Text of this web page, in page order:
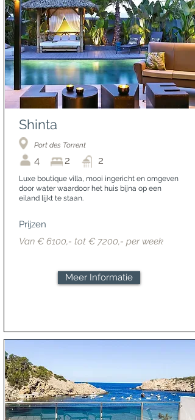
Shinta
Port des Torrent
4 2 2
Luxe boutique villa, mooi ingericht en omgeven
door water waardoor het huis bijna op een
eiland lijkt te staan.
Prijzen
Van € 6100,- tot € 7200,- per week
Meer Informatie